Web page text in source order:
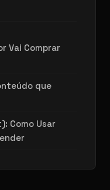
Vai Comprar
que
Como Usar